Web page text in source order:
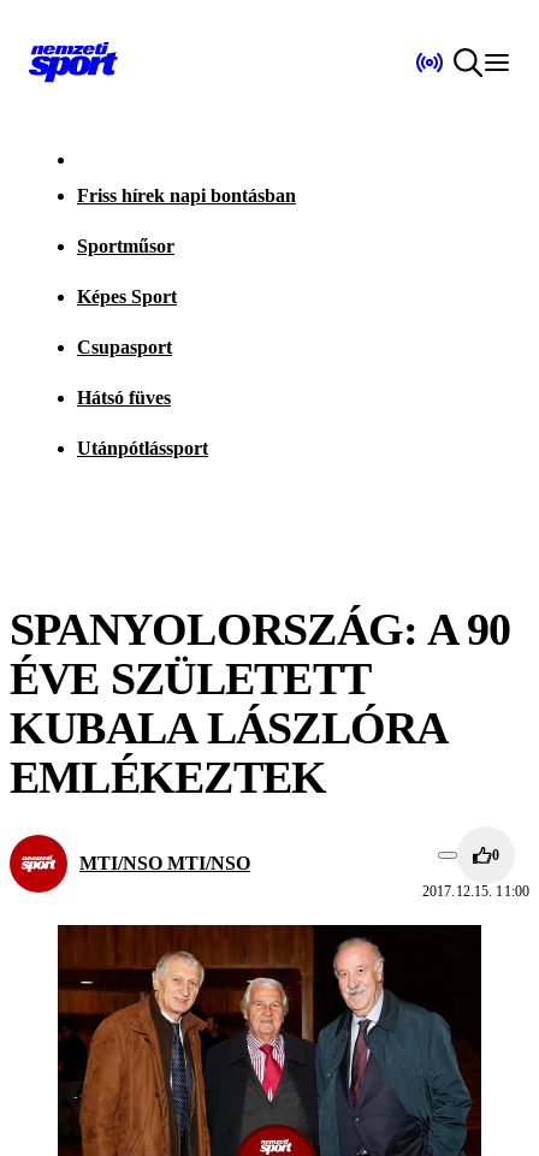
Friss hírek napi bontásban
Sportműsor
Képes Sport
Csupasport
Hátsó füves
Utánpótlássport
SPANYOLORSZÁG: A 90
ÉVE SZÜLETETT
KUBALA LÁSZLÓRA
EMLÉKEZTEK
MTI/NSO MTI/NSO 0
2017.12.15. 11:00